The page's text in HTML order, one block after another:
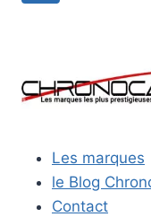
ET
Les marques
le Blog
Contact